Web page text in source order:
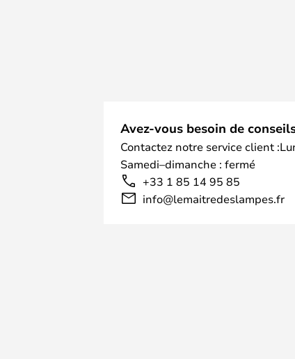
Avez-vous besoin de
Contactez notre service client
Samedi–dimanche : fermé
+33 1 85 14 95 85
info@lemaitredeslampes.fr